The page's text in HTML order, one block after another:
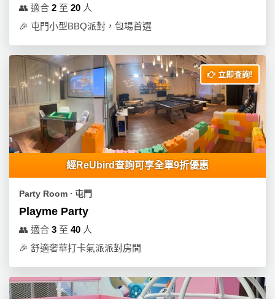
👥 適合 2 至 20 人
🎉 屯門小型BBQ派對，包場首選
立即查詢!
經ReUbird查詢可享全單9折優惠
Party Room ∙ 屯門
Playme Party
👥 適合 3 至 40 人
🎉 舒適奢華打卡氣派派對房間